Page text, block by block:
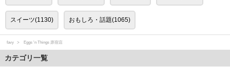
スイーツ(1130) おもしろ・話題(1065)
favy Eggs 'n Things 原宿店
カテゴリ一覧